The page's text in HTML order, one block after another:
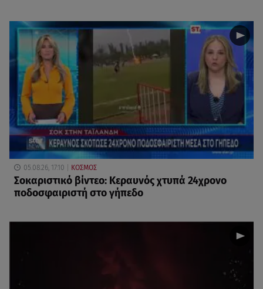
05.08.26, 17:10 ΚΟΣΜΟΣ
Σοκαριστικό βίντεο: Κεραυνός χτυπά 24χρονο
ποδοσφαιριστή στο γήπεδο